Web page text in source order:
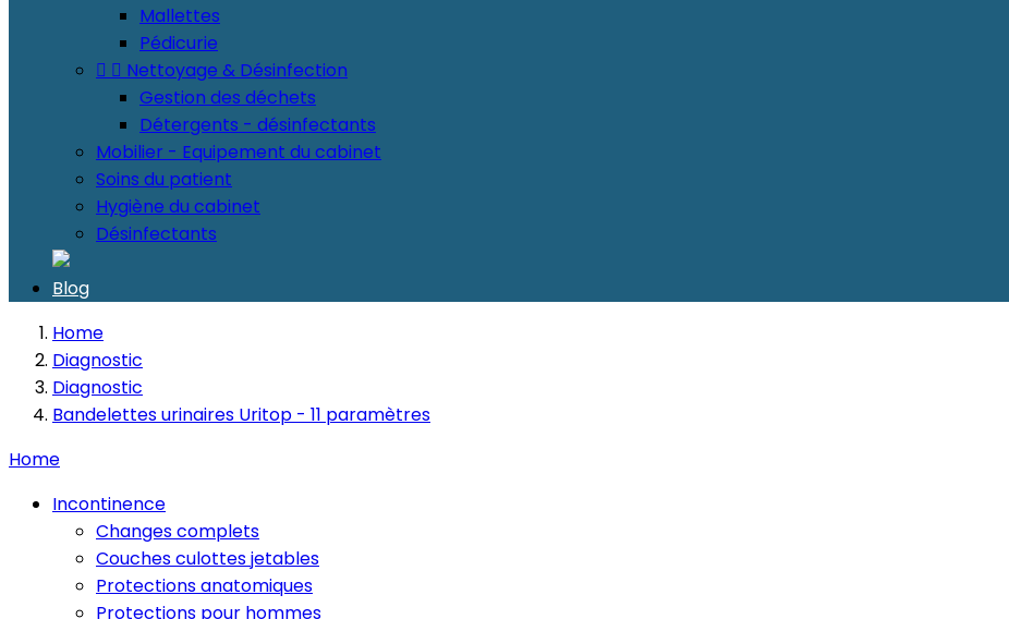
Mallettes
Pédicurie
  Nettoyage & Désinfection
Gestion des déchets
Détergents - désinfectants
Mobilier - Equipement du cabinet
Soins du patient
Hygiène du cabinet
Désinfectants
Blog
Home
Diagnostic
Diagnostic
Bandelettes urinaires Uritop - 11 paramètres
Home
Incontinence
Changes complets
Couches culottes jetables
Protections anatomiques
Protections pour hommes